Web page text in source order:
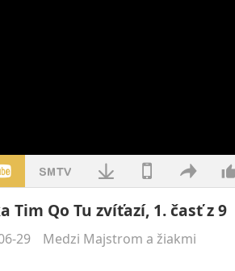
Tim Qo Tu zvíťazí, 1. časť z 9
29 Medzi Majstrom a žiakmi